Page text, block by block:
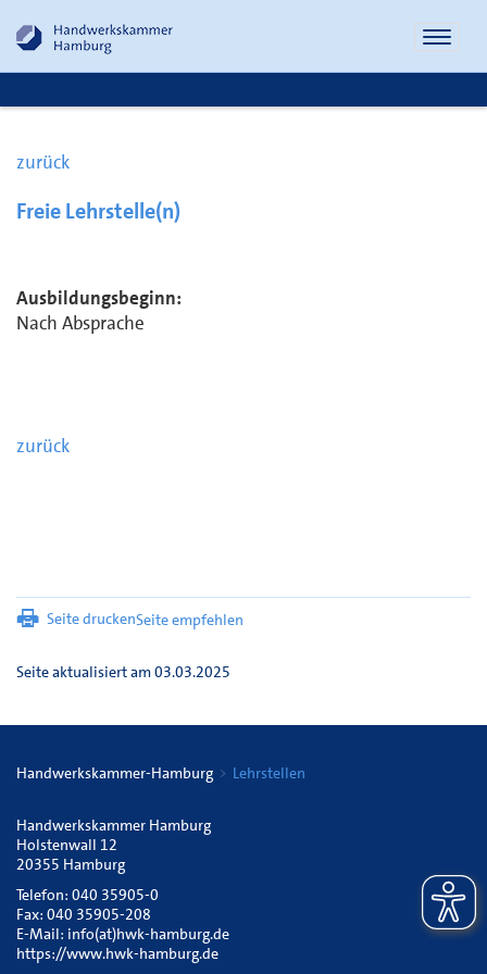
zurück
Freie Lehrstelle(n)
Ausbildungsbeginn:
Nach Absprache
zurück
Seite druckenSeite empfehlen
Seite aktualisiert am 03.03.2025
Handwerkskammer-Hamburg Lehrstellen
Handwerkskammer Hamburg
Holstenwall 12
20355 Hamburg
Telefon: 040 35905-0
Fax: 040 35905-208
E-Mail: info(at)hwk-hamburg.de
https://www.hwk-hamburg.de